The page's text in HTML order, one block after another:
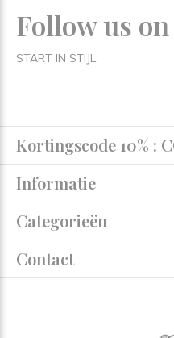
Follow us
START IN STIJL.
Kortingscode 10% :
Informatie
Categorieën
Contact